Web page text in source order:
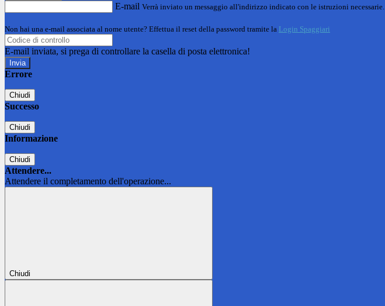
E-mail Verrà inviato un messaggio all'indirizzo indicato con le istruzioni necessarie.
Non hai una e-mail associata al nome utente? Effettua il reset della password tramite la Login Spaggiari
E-mail inviata, si prega di controllare la casella di posta elettronica!
Errore
Chiudi
Successo
Chiudi
Informazione
Chiudi
Attendere...
Attendere il completamento dell'operazione...
Chiudi